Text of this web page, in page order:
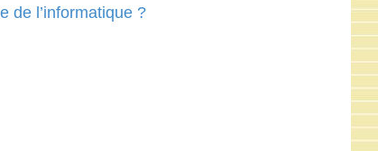
de l’informatique ?